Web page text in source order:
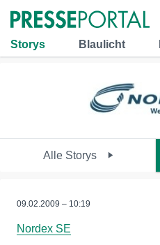
Storys Blaulicht
Alle Storys
09.02.2009 – 10:19
Nordex SE